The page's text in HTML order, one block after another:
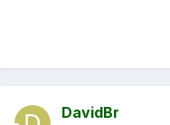
DavidBr